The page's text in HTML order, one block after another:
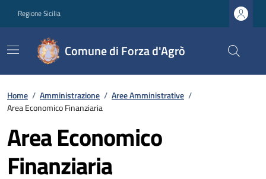
Regione Sicilia
Comune di Forza d'Agrò
Home / Amministrazione / Aree Amministrative /
Area Economico Finanziaria
Area Economico
Finanziaria